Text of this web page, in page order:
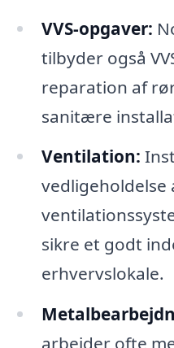
VVS-opgaver:
tilbyder også
reparation af
sanitære
Ventilation:
vedligeholdelse
sikre et godt
erhvervslokale.
arbejder ofte